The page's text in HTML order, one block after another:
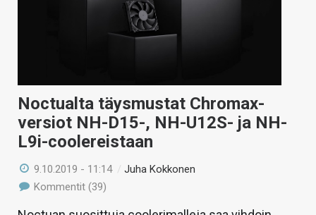
HAKU
Noctualta täysmustat Chromax-
versiot NH-D15-, NH-U12S- ja NH-
L9i-coolereistaan
9.10.2019 - 11:14 /Juha Kokkonen
Kommentit (39)